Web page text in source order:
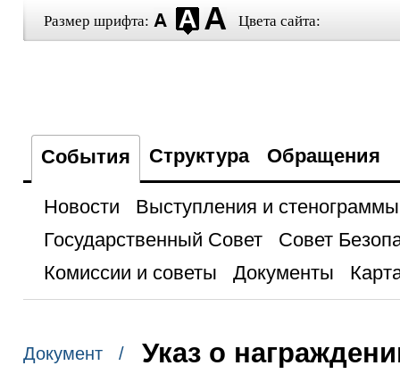
Размер шрифта: Цвета сайта:
События Структура Обращения
Новости
Выступления и стенограммы
Государственный Совет
Совет
Комиссии и советы
Документы
Документ /
Указ о